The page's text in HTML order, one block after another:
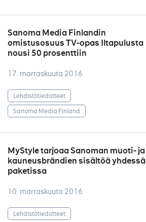
Sanoma Media Finlandin
omistusosuus TV-opas Iltapulusta
nousi 50 prosenttiin
17. marraskuuta 2016
Lehdistötiedotteet
Sanoma Media Finland
MyStyle tarjoaa Sanoman muoti- ja
kauneusbrändien sisältöä yhdessä
paketissa
10. marraskuuta 2016
Lehdistötiedotteet